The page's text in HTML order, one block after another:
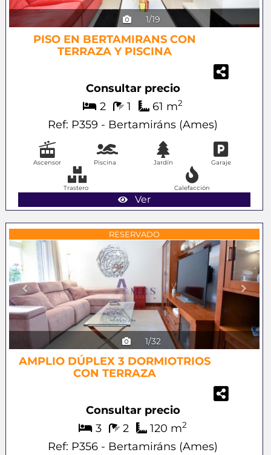
1/19
PISO EN BERTAMIRANS CON
TERRAZA Y PISCINA
Consultar precio
2
1 61 m2
Ref: P359 - Bertamiráns (Ames)
Ver
Ascensor Piscina Jardín Garaje
Trastero Calefacción
RESERVADO
1/32
AMPLIO DÚPLEX 3 DORMIOTRIOS
CON TERRAZA
Consultar precio
3
2 120 m2
Ref: P356 - Bertamiráns (Ames)